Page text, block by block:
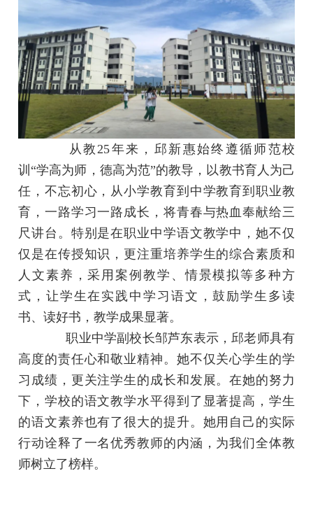
首页
从教25年来，邱新惠始终遵循师范校
训“学高为师，德高为范”的教导，以教书育人为己
任，不忘初心，从小学教育到中学教育到职业教
育，一路学习一路成长，将青春与热血奉献给三
尺讲台。特别是在职业中学语文教学中，她不仅
仅是在传授知识，更注重培养学生的综合素质和
人文素养，采用案例教学、情景模拟等多种方
式，让学生在实践中学习语文，鼓励学生多读
书、读好书，教学成果显著。
职业中学副校长邹芦东表示，邱老师具有
高度的责任心和敬业精神。她不仅关心学生的学
习成绩，更关注学生的成长和发展。在她的努力
下，学校的语文教学水平得到了显著提高，学生
的语文素养也有了很大的提升。她用自己的实际
行动诠释了一名优秀教师的内涵，为我们全体教
师树立了榜样。